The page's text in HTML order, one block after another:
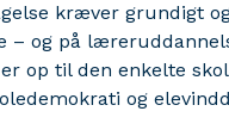
kræver grundigt
– og på
op til den enkelte
og